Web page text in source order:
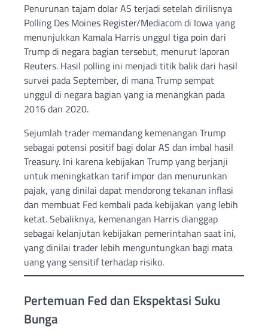
Penurunan tajam dolar AS terjadi setelah dirilisnya
Polling Des Moines Register/Mediacom di Iowa yang
menunjukkan Kamala Harris unggul tiga poin dari
Trump di negara bagian tersebut, menurut laporan
Reuters. Hasil polling ini menjadi titik balik dari hasil
survei pada September, di mana Trump sempat
unggul di negara bagian yang ia menangkan pada
2016 dan 2020.
Sejumlah trader memandang kemenangan Trump
sebagai potensi positif bagi dolar AS dan imbal hasil
Treasury. Ini karena kebijakan Trump yang berjanji
untuk meningkatkan tarif impor dan menurunkan
pajak, yang dinilai dapat mendorong tekanan inflasi
dan membuat Fed kembali pada kebijakan yang lebih
ketat. Sebaliknya, kemenangan Harris dianggap
sebagai kelanjutan kebijakan pemerintahan saat ini,
yang dinilai trader lebih menguntungkan bagi mata
uang yang sensitif terhadap risiko.
Pertemuan Fed dan Ekspektasi Suku
Bunga